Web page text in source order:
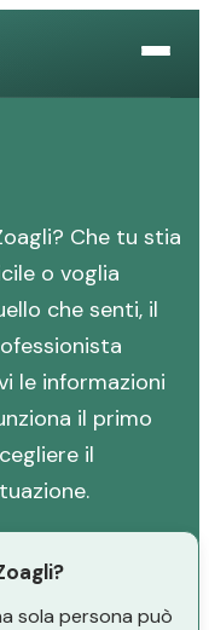
Che tu stia
o voglia
che senti, il
le informazioni
il primo
il
sola persona può